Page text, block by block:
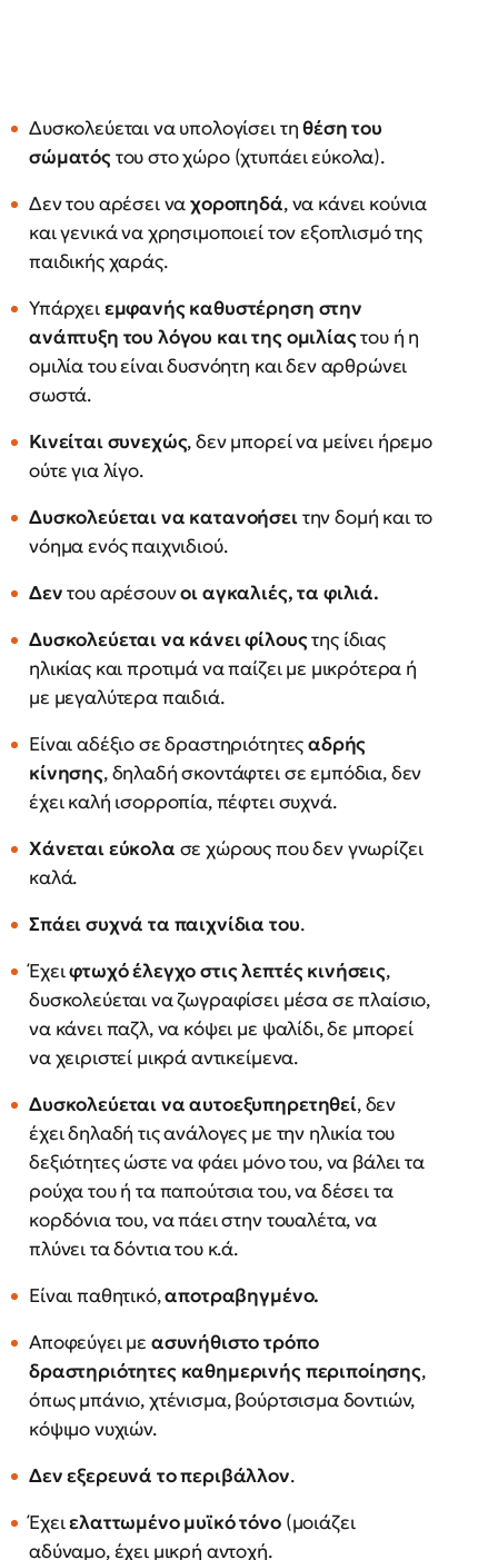
Δυσκολεύεται να υπολογίσει τηθέση του
σώματόςτου στο χώρο (χτυπάει εύκολα).
Δεν του αρέσει ναχοροπηδά, να κάνει κούνια
και γενικά να χρησιμοποιεί τον εξοπλισμό της
παιδικής χαράς.
Υπάρχειεμφανής καθυστέρηση στην
ανάπτυξη του λόγου και της ομιλίαςτου ή η
ομιλία του είναι δυσνόητη και δεν αρθρώνει
σωστά.
Κινείται συνεχώς, δεν μπορεί να μείνει ήρεμο
ούτε για λίγο.
Δυσκολεύεται να κατανοήσειτην δομή και το
νόημα ενός παιχνιδιού.
Δεντου αρέσουνοι αγκαλιές, τα φιλιά.
Δυσκολεύεται να κάνει φίλουςτης ίδιας
ηλικίας και προτιμά να παίζει με μικρότερα ή
με μεγαλύτερα παιδιά.
Είναι αδέξιο σε δραστηριότητεςαδρής
κίνησης, δηλαδή σκοντάφτει σε εμπόδια, δεν
έχει καλή ισορροπία, πέφτει συχνά.
Χάνεται εύκολα σε χώρους που δεν γνωρίζει
καλά.
Σπάει συχνά τα παιχνίδια του.
Έχειφτωχό έλεγχο στις λεπτές κινήσεις,
δυσκολεύεται να ζωγραφίσει μέσα σε πλαίσιο,
να κάνει παζλ, να κόψει με ψαλίδι, δε μπορεί
να χειριστεί μικρά αντικείμενα.
Δυσκολεύεται να αυτοεξυπηρετηθεί, δεν
έχει δηλαδή τις ανάλογες με την ηλικία του
δεξιότητες ώστε να φάει μόνο του, να βάλει τα
ρούχα του ή τα παπούτσια του, να δέσει τα
κορδόνια του, να πάει στην τουαλέτα, να
πλύνει τα δόντια του κ.ά.
Είναι παθητικό,αποτραβηγμένο.
Αποφεύγει με ασυνήθιστο τρόπο
δραστηριότητες καθημερινής περιποίησης,
όπως μπάνιο, χτένισμα, βούρτσισμα δοντιών,
κόψιμο νυχιών.
Δεν εξερευνά το περιβάλλον.
Έχειελαττωμένο μυϊκό τόνο(μοιάζει
αδύναμο, έχει μικρή αντοχή.